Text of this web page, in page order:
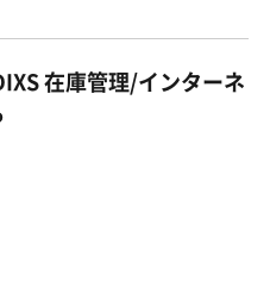
在庫管理/インターネ